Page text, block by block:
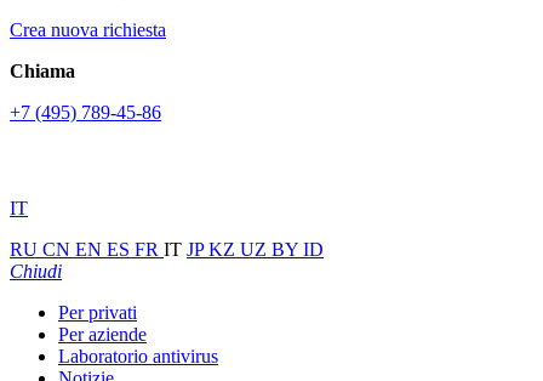
Crea nuova richiesta
Chiama
+7 (495) 789-45-86
IT
RU CN EN ES FR IT JPKZ UZ BY ID
Chiudi
Per privati
Per aziende
Laboratorio antivirus